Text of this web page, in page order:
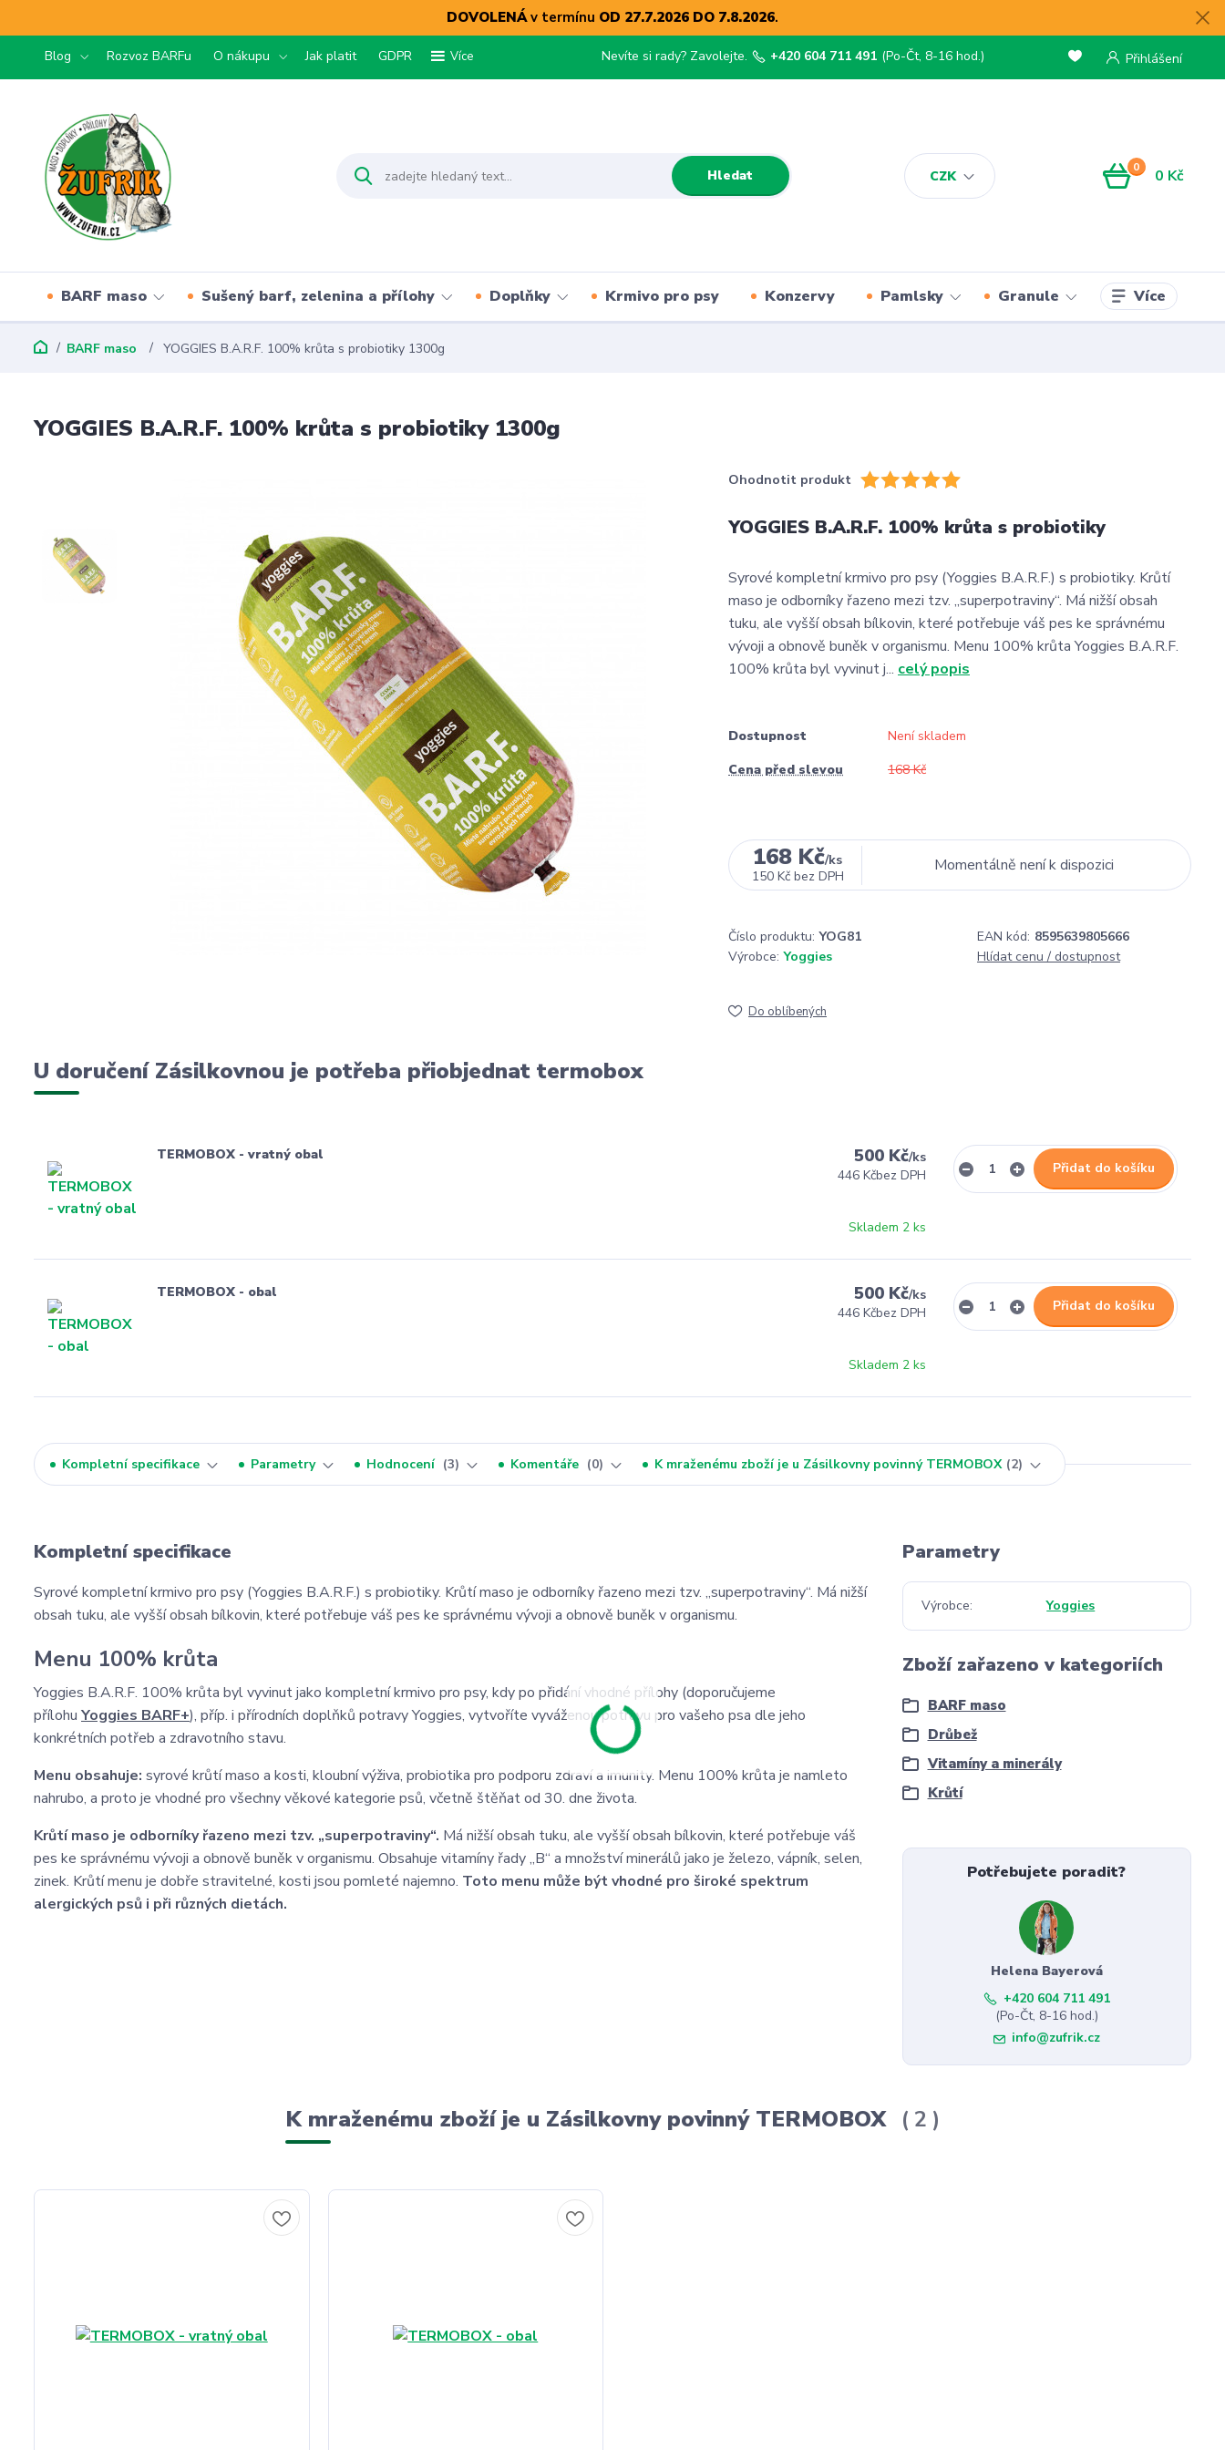
DOVOLENÁv termínu OD 27.7.2026 DO 7.8.2026.
Blog Rozvoz BARFu O nákupu Jak platit GDPR Více
CZK
Přihlášení
Hledat
Nevíte si rady? Zavolejte. +420 604 711 491 (Po-Čt, 8-16 hod.)
0 0 Kč
BARF maso Sušený barf, zelenina a přílohy Doplňky Krmivo pro psy Konzervy Pamlsky Granule Více
BARF maso YOGGIES B.A.R.F. 100% krůta s probiotiky 1300g
YOGGIES B.A.R.F. 100% krůta s probiotiky 1300g
Ohodnotit produkt
YOGGIES B.A.R.F. 100% krůta s probiotiky
Syrové kompletní krmivo pro psy (Yoggies B.A.R.F.) s probiotiky. Krůtí
maso je odborníky řazeno mezi tzv. „superpotraviny“. Má nižší obsah
tuku, ale vyšší obsah bílkovin, které potřebuje váš pes ke správnému
vývoji a obnově buněk v organismu. Menu 100% krůta Yoggies B.A.R.F.
100% krůta byl vyvinut j... celý popis
Dostupnost
Není skladem
Cena před slevou
168 Kč
168 Kč/ks
150 Kč bez DPH
Momentálně není k dispozici
Číslo produktu: YOG81 EAN kód: 8595639805666
Výrobce: Yoggies Hlídat cenu / dostupnost
Do oblíbených
U doručení Zásilkovnou je potřeba přiobjednat termobox
TERMOBOX - vratný obal 500 Kč/ks
446 Kčbez DPH
Skladem 2 ks
Přidat do košíku
TERMOBOX - obal 500 Kč/ks
446 Kčbez DPH
Skladem 2 ks
Přidat do košíku
Kompletní specifikace Parametry Hodnocení 3 Komentáře 0 K mraženému zboží je u Zásilkovny povinný TERMOBOX 2
Kompletní specifikace
Syrové kompletní krmivo pro psy (Yoggies B.A.R.F.) s probiotiky. Krůtí maso je odborníky řazeno mezi tzv. „superpotraviny“. Má nižší
obsah tuku, ale vyšší obsah bílkovin, které potřebuje váš pes ke správnému vývoji a obnově buněk v organismu.
Menu 100% krůta
Yoggies B.A.R.F. 100% krůta byl vyvinut jako kompletní krmivo pro psy, kdy po přidání vhodné přílohy (doporučujeme
přílohu Yoggies BARF+), příp. i přírodních doplňků potravy Yoggies, vytvoříte vyváženou potravu pro vašeho psa dle jeho
konkrétních potřeb a zdravotního stavu.
Menu obsahuje: syrové krůtí maso a kosti, kloubní výživa, probiotika pro podporu zdraví a imunity. Menu 100% krůta je namleto
nahrubo, a proto je vhodné pro všechny věkové kategorie psů, včetně štěňat od 30. dne života.
Krůtí maso je odborníky řazeno mezi tzv. „superpotraviny“. Má nižší obsah tuku, ale vyšší obsah bílkovin, které potřebuje váš
pes ke správnému vývoji a obnově buněk v organismu. Obsahuje vitamíny řady „B“ a množství minerálů jako je železo, vápník, selen,
zinek. Krůtí menu je dobře stravitelné, kosti jsou pomleté najemno. Toto menu může být vhodné pro široké spektrum
alergických psů i při různých dietách.
Parametry
Výrobce Yoggies
Zboží zařazeno v kategoriích
BARF maso
Drůbež
Vitamíny a minerály
Krůtí
Potřebujete poradit?
Helena Bayerová
+420 604 711 491
(Po-Čt, 8-16 hod.)
info@zufrik.cz
K mraženému zboží je u Zásilkovny povinný TERMOBOX 2